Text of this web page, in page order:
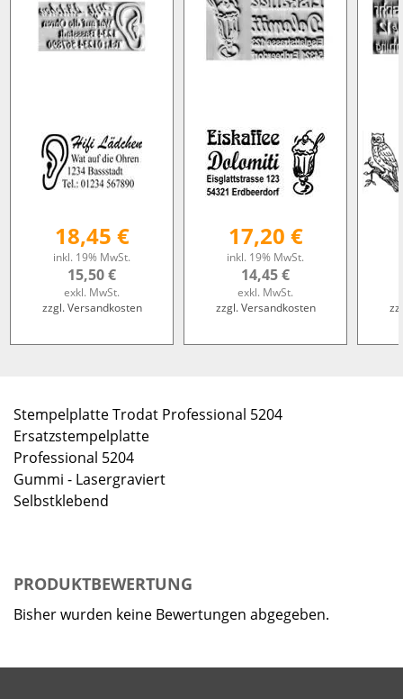
18,45 €
inkl. 19% MwSt.
15,50 €
exkl. MwSt.
zzgl. Versandkosten
17,20 €
inkl. 19% MwSt.
14,45 €
exkl. MwSt.
zzgl. Versandkosten
Stempelplatte Trodat Professional 5204
Ersatzstempelplatte
Professional 5204
Gummi - Lasergraviert
Selbstklebend
PRODUKTBEWERTUNG
Bisher wurden keine Bewertungen abgegeben.